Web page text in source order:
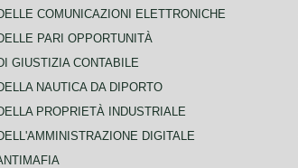
COMUNICAZIONI ELETTRONICHE
PARI OPPORTUNITÀ
GIUSTIZIA CONTABILE
NAUTICA DA DIPORTO
PROPRIETÀ INDUSTRIALE
DIGITALE